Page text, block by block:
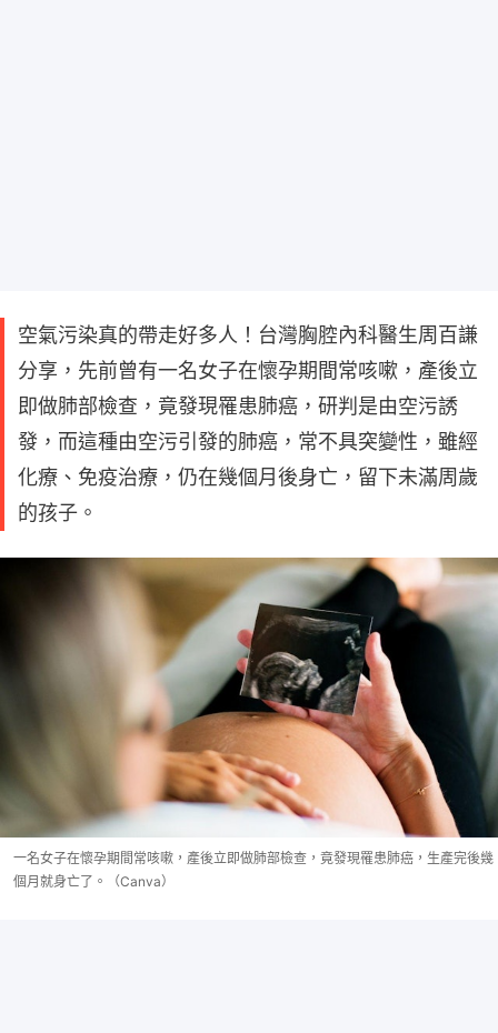
空氣污染真的帶走好多人！台灣胸腔內科醫生周百謙
分享，先前曾有一名女子在懷孕期間常咳嗽，產後立
即做肺部檢查，竟發現罹患肺癌，研判是由空污誘
發，而這種由空污引發的肺癌，常不具突變性，雖經
化療、免疫治療，仍在幾個月後身亡，留下未滿周歲
的孩子。
一名女子在懷孕期間常咳嗽，產後立即做肺部檢查，竟發現罹患肺癌，生產完後幾
個月就身亡了。（Canva）